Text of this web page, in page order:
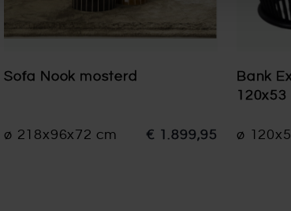
Sofa Nook mosterd
ø 218x96x72 cm € 1.899,95
Bank
120x53
ø